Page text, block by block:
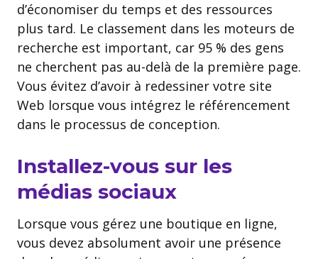
d’économiser du temps et des ressources
plus tard. Le classement dans les moteurs de
recherche est important, car 95 % des gens
ne cherchent pas au-delà de la première page.
Vous évitez d’avoir à redessiner votre site
Web lorsque vous intégrez le référencement
dans le processus de conception.
Installez-vous sur les
médias sociaux
Lorsque vous gérez une boutique en ligne,
vous devez absolument avoir une présence